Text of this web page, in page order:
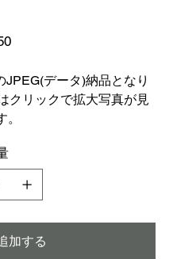
データ)納品となり
クリックで拡大写真が見
加する